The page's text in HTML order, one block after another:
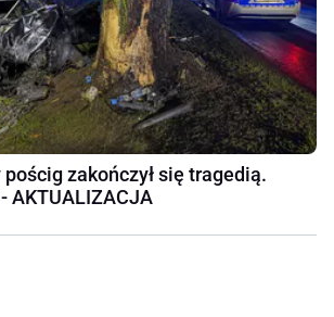
zakończył się tragedią.
AKTUALIZACJA